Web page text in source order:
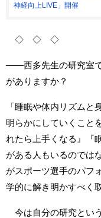
神経向上LIVE」開催
◇ ◇ ◇
――西多先生の研究室
がありますか？
「睡眠や体内リズムと
明らかにしていくこと
れたら上手くなる』『
がある人もいるのでは
がスポーツ選手のパフ
学的に解き明かすべく
今は自分の研究とい